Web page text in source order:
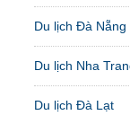
Du lịch Đà Nẵng
Du lịch Nha
Du lịch Đà Lạt